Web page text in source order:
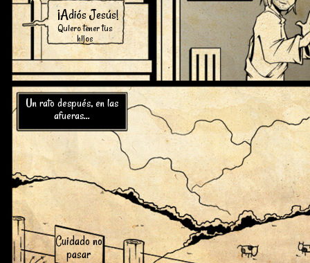
¡Adiós Jesús!
Quiero tener tus
hijos
Un rato después, en las
afueras...
Cuidado no
pasar